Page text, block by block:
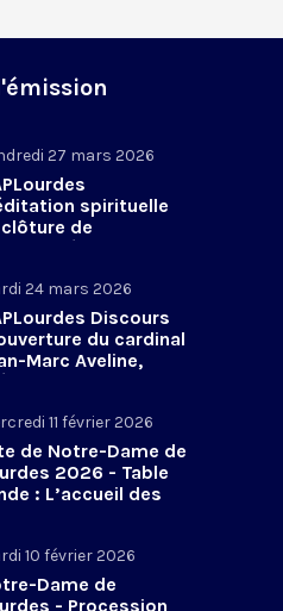
27 mars 2026
spirituelle
de
des
2026
24 mars 2026
Discours
du cardinal
Marc Aveline,
de la CEF -
11 février 2026
de Notre-Dame de
2026 - Table
: L’accueil des
aujourd’hui et
10 février 2026
Dame de
- Procession